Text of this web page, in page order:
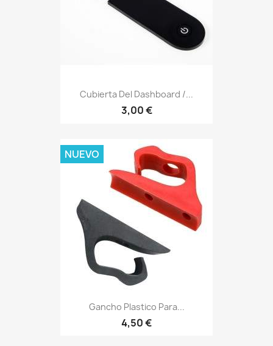
Cubierta Del Dashboard /...
3,00 €
Gancho Plastico Para...
4,50 €
NUEVO